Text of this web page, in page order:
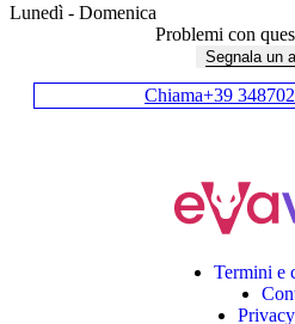
Lunedì - Domenica
Problemi con
Segnala un
Chiama+39
Termini e